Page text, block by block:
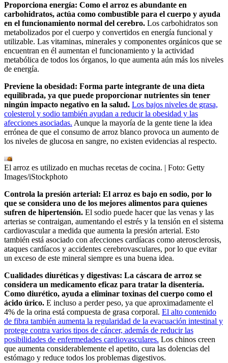
Proporciona energía: Como el arroz es abundante en
carbohidratos, actúa como combustible para el cuerpo y ayuda
en el funcionamiento normal del cerebro. Los carbohidratos son
metabolizados por el cuerpo y convertidos en energía funcional y
utilizable. Las vitaminas, minerales y componentes orgánicos que se
encuentran en él aumentan el funcionamiento y la actividad
metabólica de todos los órganos, lo que aumenta aún más los niveles
de energía.
Previene la obesidad: Forma parte integrante de una dieta
equilibrada, ya que puede proporcionar nutrientes sin tener
ningún impacto negativo en la salud. Los bajos niveles de grasa,
colesterol y sodio también ayudan a reducir la obesidad y las
afecciones asociadas. Aunque la mayoría de la gente tiene la idea
errónea de que el consumo de arroz blanco provoca un aumento de
los niveles de glucosa en sangre, no existen evidencias al respecto.
El arroz es utilizado en muchas recetas de cocina. | Foto: Getty
Images/iStockphoto
Controla la presión arterial: El arroz es bajo en sodio, por lo
que se considera uno de los mejores alimentos para quienes
sufren de hipertensión. El sodio puede hacer que las venas y las
arterias se contraigan, aumentando el estrés y la tensión en el sistema
cardiovascular a medida que aumenta la presión arterial. Esto
también está asociado con afecciones cardíacas como aterosclerosis,
ataques cardíacos y accidentes cerebrovasculares, por lo que evitar
un exceso de este mineral siempre es una buena idea.
Cualidades diuréticas y digestivas: La cáscara de arroz se
considera un medicamento eficaz para tratar la disentería.
Como diurético, ayuda a eliminar toxinas del cuerpo como el
ácido úrico. E incluso a perder peso, ya que aproximadamente el
4% de la orina está compuesta de grasa corporal. El alto contenido
de fibra también aumenta la regularidad de la evacuación intestinal y
protege contra varios tipos de cáncer, además de reducir las
posibilidades de enfermedades cardiovasculares. Los chinos creen
que aumenta considerablemente el apetito, cura las dolencias del
estómago y reduce todos los problemas digestivos.